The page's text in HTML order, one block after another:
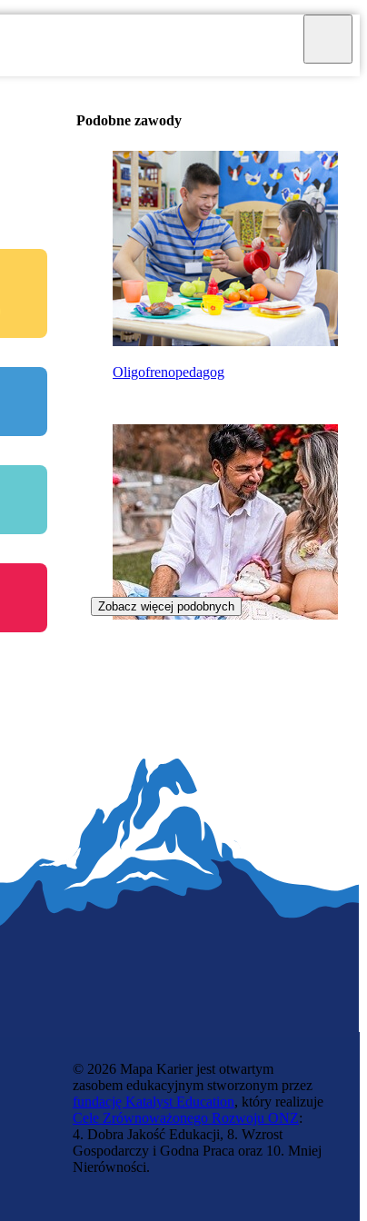
Podobne zawody
Oligofrenopedagog
Zobacz więcej podobnych
© 2026 Mapa Karier jest otwartym
zasobem edukacyjnym stworzonym przez
fundację Katalyst Education, który realizuje
Cele Zrównoważonego Rozwoju ONZ:
4. Dobra Jakość Edukacji, 8. Wzrost
Gospodarczy i Godna Praca oraz 10. Mniej
Nierówności.